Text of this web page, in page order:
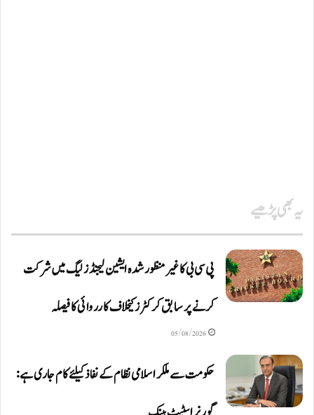
یہ بھی پڑھیے
پی سی بی کا غیر منظور شدہ ایشین لیجنڈز لیگ میں شرکت
کرنے پر سابق کرکٹرز کیخلاف کارروائی کا فیصلہ
05/08/2026
حکومت سے ملکر اسلامی نظام کے نفاذ کیلئے کام جاری ہے: